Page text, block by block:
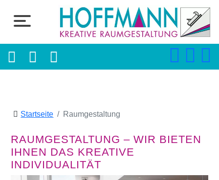
Startseite Raumgestaltung
RAUMGESTALTUNG – WIR BIETEN
IHNEN DAS KREATIVE
INDIVIDUALITÄT